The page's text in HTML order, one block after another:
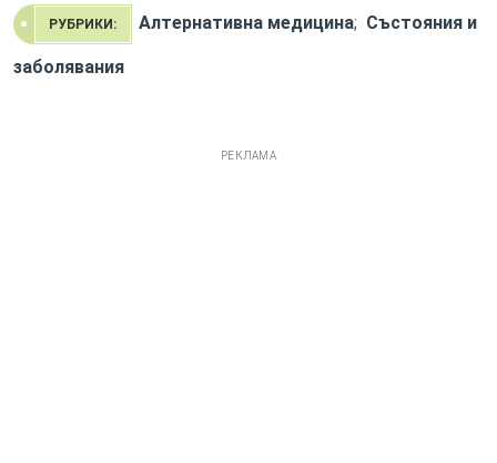
РУБРИКИ: Алтернативна медицина; Състояния и
заболявания
РЕКЛАМА